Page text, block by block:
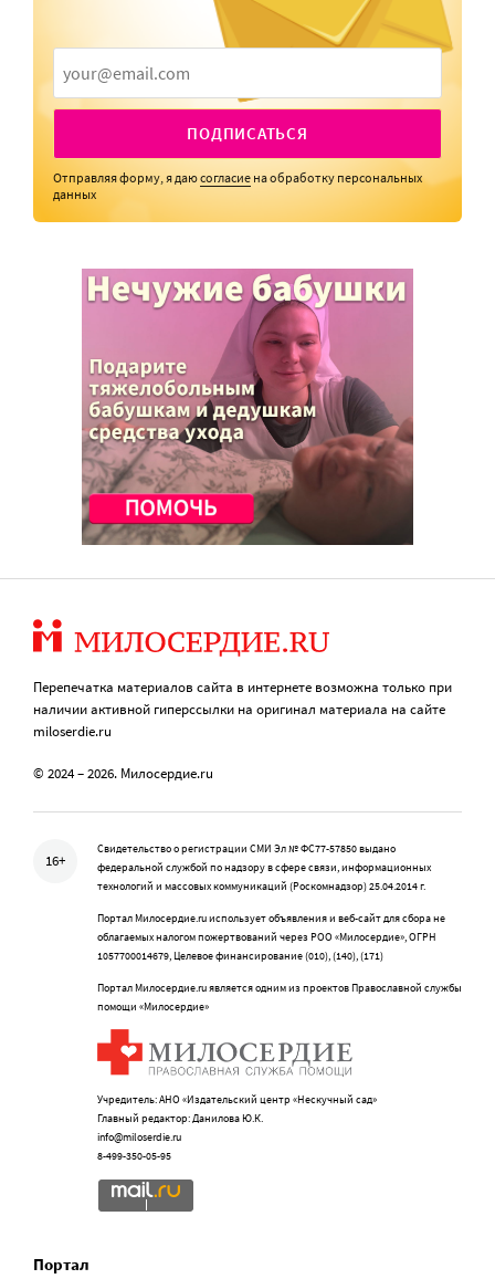
ПОДПИСАТЬСЯ
Отправляя форму, я даюсогласие на обработку персональных
данных
Перепечатка материалов сайта в интернете возможна только при
наличии активной гиперссылки на оригинал материала на сайте
miloserdie.ru
© 2024 – 2026. Милосердие.ru
16+
Свидетельство о регистрации СМИ Эл № ФС77-57850 выдано
федеральной службой по надзору в сфере связи, информационных
технологий и массовых коммуникаций (Роскомнадзор) 25.04.2014 г.
Портал Милосердие.ru использует объявления и веб-сайт для сбора не
облагаемых налогом пожертвований через РОО «Милосердие», ОГРН
1057700014679, Целевое финансирование (010), (140), (171)
Портал Милосердие.ru является одним из проектов Православной службы
помощи «Милосердие»
Учредитель: АНО «Издательский центр «Нескучный сад»
Главный редактор: Данилова Ю.К.
info@miloserdie.ru
8-499-350-05-95
Портал